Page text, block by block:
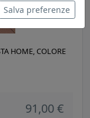
HOME, COLORE
91,00 €
Salva preferenze